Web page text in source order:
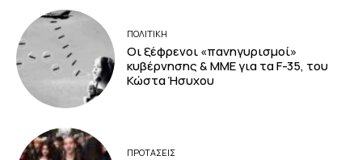
ΠΟΛΙΤΙΚΗ
Οι ξέφρενοι «πανηγυρισμοί»
κυβέρνησης & ΜΜΕ για τα F-35, του
Κώστα Ήσυχου
ΠΡΟΤΑΣΕΙΣ